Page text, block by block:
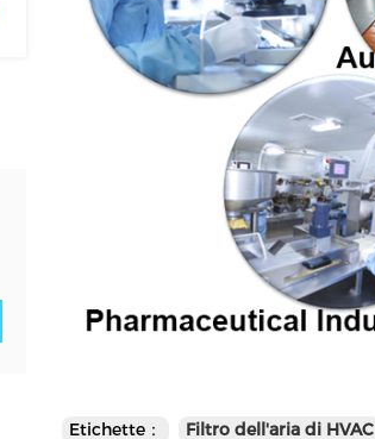
Etichette： Filtro dell'aria di HVAC